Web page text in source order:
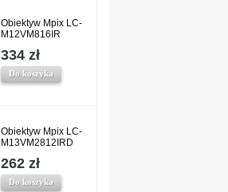
Obiektyw Mpix LC-
M12VM816IR
334 zł
Do koszyka
Obiektyw Mpix LC-
M13VM2812IRD
262 zł
Do koszyka